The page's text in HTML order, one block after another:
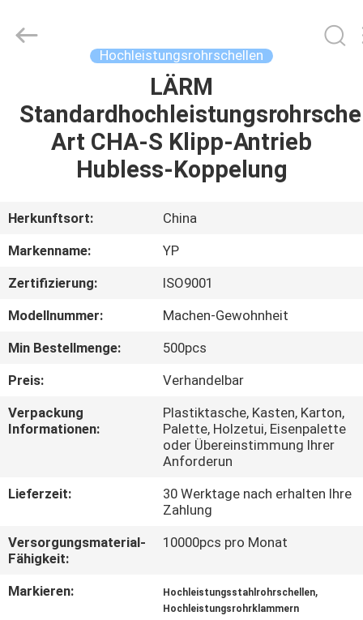
PRODUKTE
UNS
QUALITÄTSKONTROLLE
KONTAKT
MIT
UNS
FÄLLE
SITEMAP
CO.,LTD.
Hochleistungsrohrschellen
LÄRM
Art CHA-S Klipp-Antrieb
Hubless-Koppelung
Herkunftsort:
China
Markenname:
YP
Zertifizierung:
ISO9001
Modellnummer:
Machen-Gewohnheit
Min Bestellmenge:
500pcs
Preis:
Verhandelbar
Verpackung
Informationen:
Plastiktasche, Kasten, Karton,
Palette, Holzetui, Eisenpalette
oder Übereinstimmung Ihrer
Anforderun
Lieferzeit:
30 Werktage nach erhalten Ihre
Zahlung
Versorgungsmaterial-
Fähigkeit:
10000pcs pro Monat
Markieren: Hochleistungsstahlrohrschellen,
Hochleistungsrohrklammern